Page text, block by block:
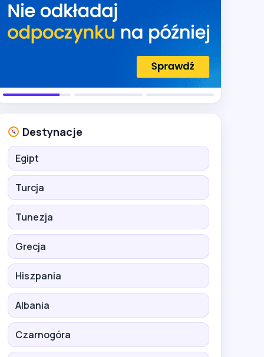
Destynacje
Egipt
Turcja
Tunezja
Grecja
Hiszpania
Albania
Czarnogóra